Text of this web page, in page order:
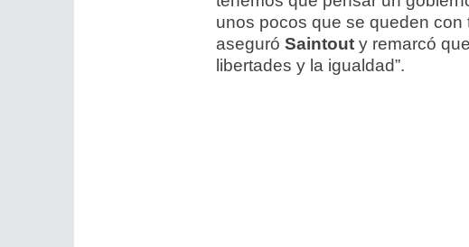
unos pocos que se queden
aseguróSaintout y remarcó
libertades y la igualdad”.